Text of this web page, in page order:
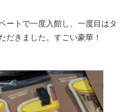
ートで一度入館し、一度目はタ
だきました。すごい豪華！